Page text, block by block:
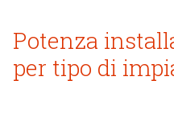
Potenza
per tipo di